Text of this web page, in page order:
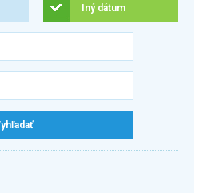
Iný dátum